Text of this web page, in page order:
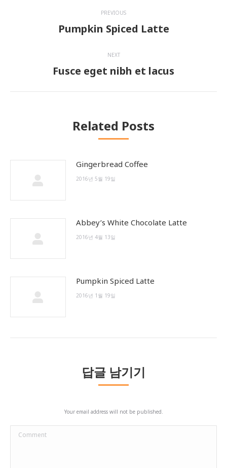
navigation
PREVIOUS
Previous
Pumpkin Spiced Latte
NEXT
Next
Fusce eget nibh et lacus
Related Posts
Gingerbread Coffee
2016년 5월 19일
Abbey’s White Chocolate Latte
2016년 4월 13일
Pumpkin Spiced Latte
2016년 1월 19일
답글 남기기
Your email address will not be published.
Comment